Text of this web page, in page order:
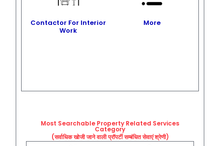
Contactor For Interior
Work
More
Most Searchable Property Related Services
Category
(सर्वाधिक खोजी जाने वाली प्रॉपर्टी सम्बंधित सेवाएं श्रेणी)